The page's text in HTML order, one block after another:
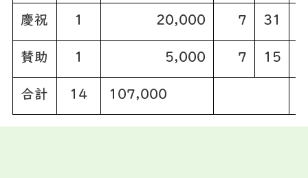
慶祝 1 20,000 7 31
賛助 1 5,000 7 15
合計 14 107,000